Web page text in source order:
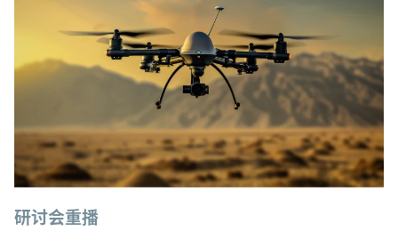
研讨会重播